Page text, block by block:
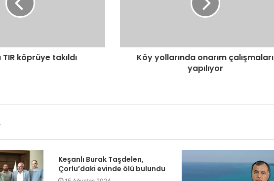
köprüye takıldı
Köy yollarında onarım çalışmaları
yapılıyor
Keşanlı Burak Taşdelen,
Çorlu’daki evinde ölü bulundu